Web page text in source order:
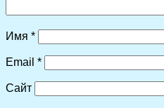
Имя *
Email *
Сайт